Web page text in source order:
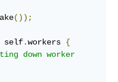
());
self.workers {
down worker